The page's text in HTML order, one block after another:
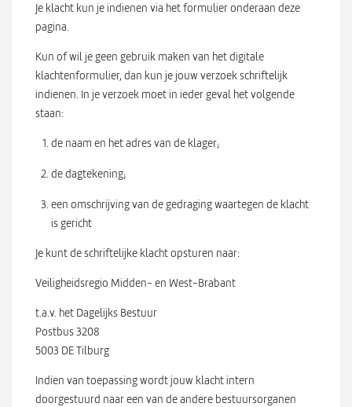
Je klacht kun je indienen via het formulier onderaan deze
pagina.
Kun of wil je geen gebruik maken van het digitale
klachtenformulier, dan kun je jouw verzoek schriftelijk
indienen. In je verzoek moet in ieder geval het volgende
staan:
de naam en het adres van de klager;
de dagtekening;
een omschrijving van de gedraging waartegen de klacht
is gericht
Je kunt de schriftelijke klacht opsturen naar:
Veiligheidsregio Midden- en West-Brabant
t.a.v. het Dagelijks Bestuur
Postbus 3208
5003 DE Tilburg
Indien van toepassing wordt jouw klacht intern
doorgestuurd naar een van de andere bestuursorganen